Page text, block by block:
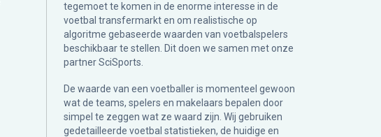
tegemoet te komen in de enorme interesse in de
voetbal transfermarkt en om realistische op
algoritme gebaseerde waarden van voetbalspelers
beschikbaar te stellen. Dit doen we samen met onze
partnerSciSports
De waarde van een voetballer is momenteel gewoon
wat de teams, spelers en makelaars bepalen door
simpel te zeggen wat ze waard zijn. Wij gebruiken
gedetailleerde voetbal statistieken, de huidige en